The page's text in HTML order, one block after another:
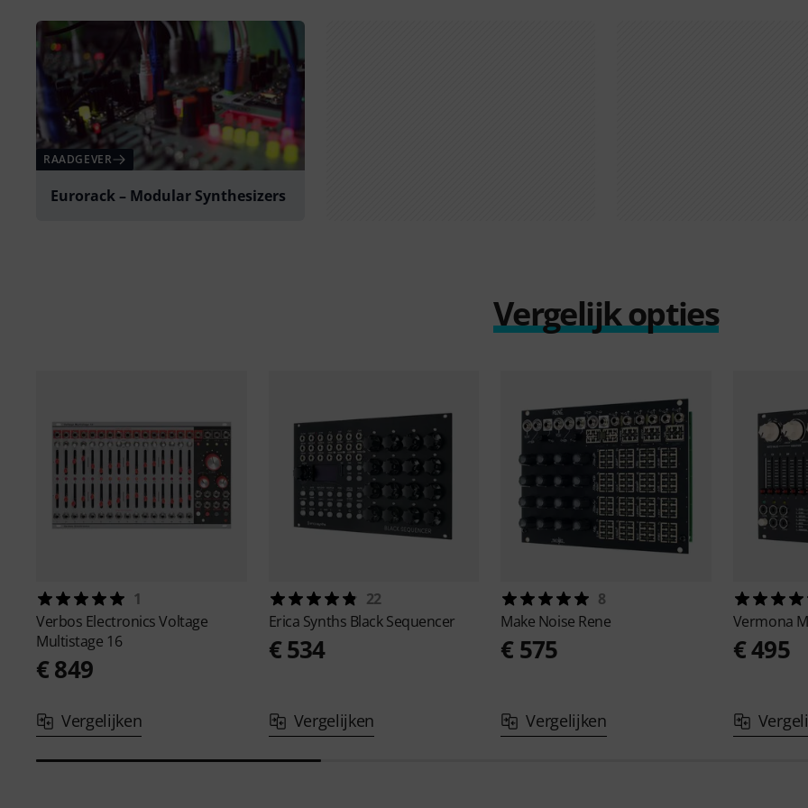
RAADGEVER
Eurorack – Modular Synthesizers
Vergelijk opties
1
Verbos ElectronicsVoltage
Multistage 16
€ 849
Vergelijken
22
Erica Synths Black Sequencer
€ 534
Vergelijken
8
Make Noise Rene
€ 575
Vergelijken
Vermona
€ 495